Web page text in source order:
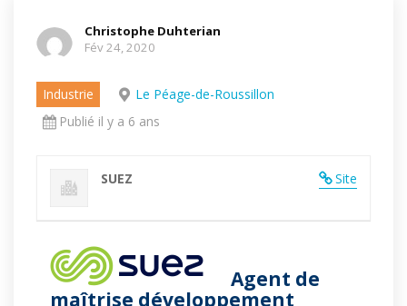
Christophe Duhterian
Fév 24, 2020
Industrie
Le Péage-de-Roussillon
Publié il y a 6 ans
Site
SUEZ
Agent de
maîtrise développement